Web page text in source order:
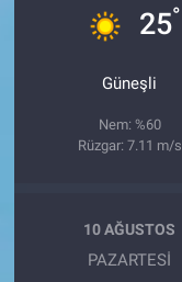
25°
Güneşli
Nem: %60
Rüzgar: 7.11 m/s
10 AĞUSTOS
PAZARTESI